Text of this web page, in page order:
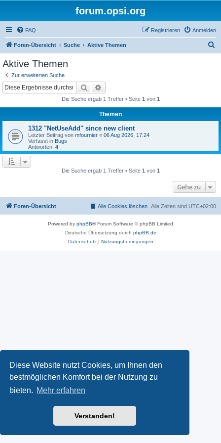
Diese Website nutzt Cookies, um Ihnen den
bestmöglichen Komfort bei der Nutzung zu
bieten. Mehr erfahren
Verstanden!
forum.opsi.org
FAQ Anmelden
Registrieren
Foren-Übersicht Suche Aktive Themen
Aktive Themen
Zur erweiterten Suche
Suche
Die Suche ergab 1 Treffer • Seite 1 von 1
Themen
1312 "NetUseAdd" since new client
Letzter Beitrag von mfournier « 06 Aug 2026, 17:24
Verfasst in Bugs
Antworten: 4
Die Suche ergab 1 Treffer • Seite 1 von 1
Gehe zu
Foren-Übersicht Alle Zeiten sind UTC+02:00
Alle Cookies löschen
Powered by phpBB® Forum Software © phpBB Limited
Deutsche Übersetzung durch phpBB.de
Datenschutz| Nutzungsbedingungen